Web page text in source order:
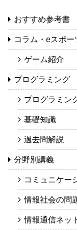
おすすめ参考書
コラム・eスポー
ゲーム紹介
プログラミング
プログラミン
基礎知識
過去問解説
分野別講義
コミュニケー
情報社会の問
情報通信ネッ